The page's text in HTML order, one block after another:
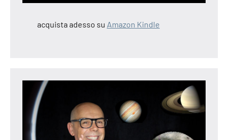
acquista adesso su Amazon Kindle